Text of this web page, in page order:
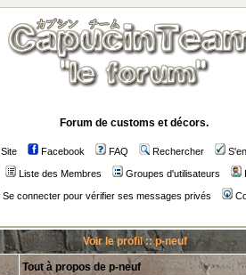
Forum de customs et décors.
Site Facebook FAQ Rechercher
Liste des Membres Groupes d'utilisateurs
Se connecter pour vérifier ses messages privés
Voir le profil :: p-neuf
Tout à propos de p-neuf